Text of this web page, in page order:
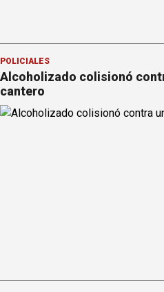
POLICIALES
Alcoholizado colisionó
cantero